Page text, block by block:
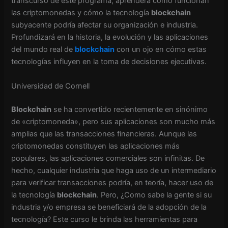
las criptomonedas y cómo la tecnología blockchain
subyacente podría afectar su organización e industria.
Profundizará en la historia, la evolución y las aplicaciones
del mundo real de blockchain con un ojo en cómo estas
tecnologías influyen en la toma de decisiones ejecutivas.
Universidad de Cornell
Blockchain se ha convertido recientemente en sinónimo
de «criptomoneda», pero sus aplicaciones son mucho más
amplias que las transacciones financieras. Aunque las
criptomonedas constituyen las aplicaciones más
populares, las aplicaciones comerciales son infinitas. De
hecho, cualquier industria que haga uso de un intermediario
para verificar transacciones podría, en teoría, hacer uso de
la tecnología blockchain. Pero, ¿Como sabe la gente si su
industria y/o empresa se beneficiará de la adopción de la
tecnología? Este curso le brinda las herramientas para